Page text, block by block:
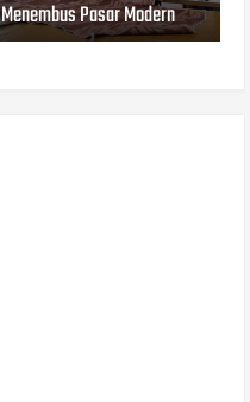
Menembus Pasar Modern